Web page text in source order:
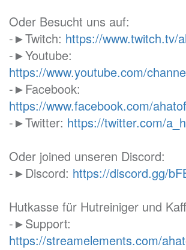
Oder Besucht uns auf:
-►Twitch: https://www.twitch.tv/
-►Youtube:
https://www.youtube.com/
-►Facebook:
https://www.facebook.com/
-►Twitter: https://twitter.com/
Oder joined unseren Discord:
-►Discord: https://discord.gg/
Hutkasse für Hutreiniger und
-►Support:
https://streamelements.com/